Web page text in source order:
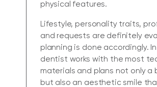
physical features.
Lifestyle, personality traits,
and requests are definitely
planning is done accordingly.
dentist works with the most
materials and plans not only a
but also an aesthetic smile